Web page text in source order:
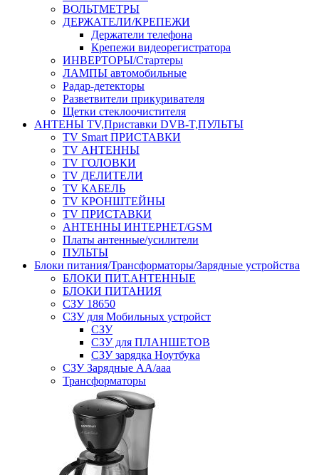
ВОЛЬТМЕТРЫ
ДЕРЖАТЕЛИ/КРЕПЕЖИ
Держатели телефона
Крепежи видеорегистратора
ИНВЕРТОРЫ/Стартеры
ЛАМПЫ автомобильные
Радар-детекторы
Разветвители прикуривателя
Щетки стеклоочистителя
АНТЕНЫ ТV,Приставки DVB-T,ПУЛЬТЫ
TV Smart ПРИСТАВКИ
TV АНТЕННЫ
TV ГОЛОВКИ
TV ДЕЛИТЕЛИ
TV КАБЕЛЬ
TV КРОНШТЕЙНЫ
TV ПРИСТАВКИ
АНТЕННЫ ИНТЕРНЕТ/GSM
Платы антенные/усилители
ПУЛЬТЫ
Блоки питания/Трансформаторы/Зарядные устройства
БЛОКИ ПИТ.АНТЕННЫЕ
БЛОКИ ПИТАНИЯ
СЗУ 18650
СЗУ для Мобильных устройст
СЗУ
СЗУ для ПЛАНШЕТОВ
СЗУ зарядка Ноутбука
СЗУ Зарядные АА/ааа
Трансформаторы